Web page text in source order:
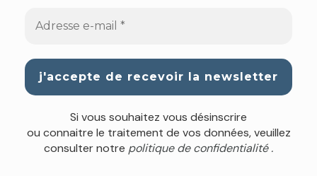
Si vous souhaitez vous désinscrire
ou connaitre le traitement de vos données, veuillez
consulter notre politique de confidentialité .